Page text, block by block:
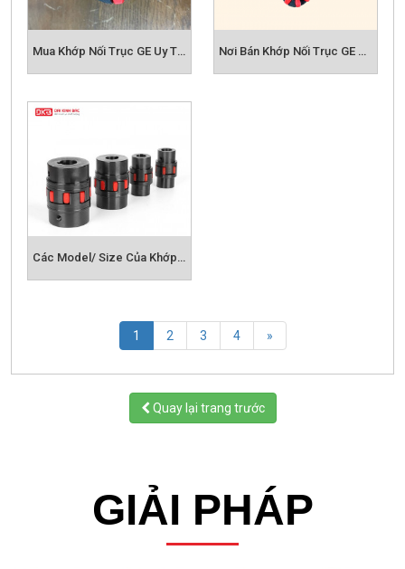
1 (current)
2 3 4 »
Quay lại trang trước
GIẢI PHÁP